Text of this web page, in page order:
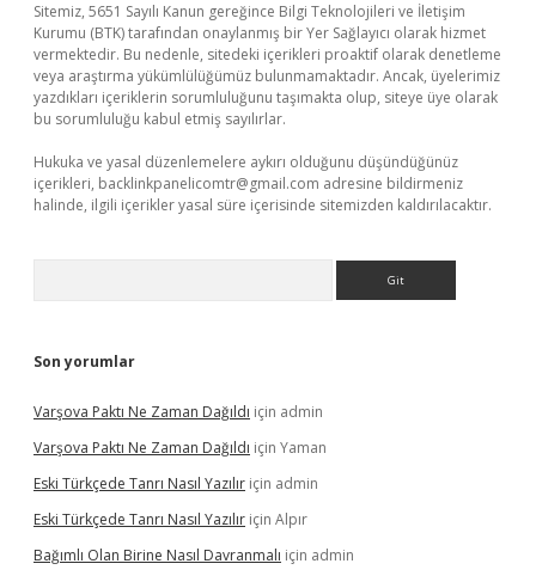
Sitemiz, 5651 Sayılı Kanun gereğince Bilgi Teknolojileri ve İletişim
Kurumu (BTK) tarafından onaylanmış bir Yer Sağlayıcı olarak hizmet
vermektedir. Bu nedenle, sitedeki içerikleri proaktif olarak denetleme
veya araştırma yükümlülüğümüz bulunmamaktadır. Ancak, üyelerimiz
yazdıkları içeriklerin sorumluluğunu taşımakta olup, siteye üye olarak
bu sorumluluğu kabul etmiş sayılırlar.
Hukuka ve yasal düzenlemelere aykırı olduğunu düşündüğünüz
içerikleri, backlinkpanelicomtr@gmail.com adresine bildirmeniz
halinde, ilgili içerikler yasal süre içerisinde sitemizden kaldırılacaktır.
Son yorumlar
Varşova Paktı Ne Zaman Dağıldı için admin
Varşova Paktı Ne Zaman Dağıldı için Yaman
Eski Türkçede Tanrı Nasıl Yazılır için admin
Eski Türkçede Tanrı Nasıl Yazılır için Alpır
Bağımlı Olan Birine Nasıl Davranmalı için admin